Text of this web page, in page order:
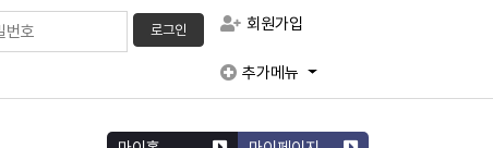
로그인 회원가입
추가메뉴